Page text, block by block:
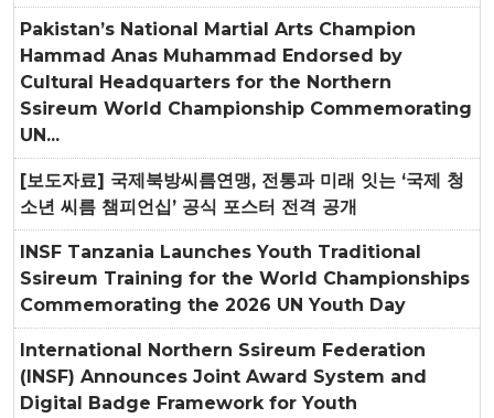
Pakistan’s National Martial Arts Champion
Hammad Anas Muhammad Endorsed by
Cultural Headquarters for the Northern
Ssireum World Championship Commemorating
UN...
[보도자료] 국제북방씨름연맹, 전통과 미래 잇는 ‘국제 청
소년 씨름 챔피언십’ 공식 포스터 전격 공개
INSF Tanzania Launches Youth Traditional
Ssireum Training for the World Championships
Commemorating the 2026 UN Youth Day
International Northern Ssireum Federation
(INSF) Announces Joint Award System and
Digital Badge Framework for Youth